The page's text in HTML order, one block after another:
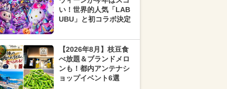
い！世界的人気「LAB
UBU」と初コラボ決定
【2026年8月】枝豆食
べ放題＆ブランドメロ
ンも！都内アンテナシ
ョップイベント6選